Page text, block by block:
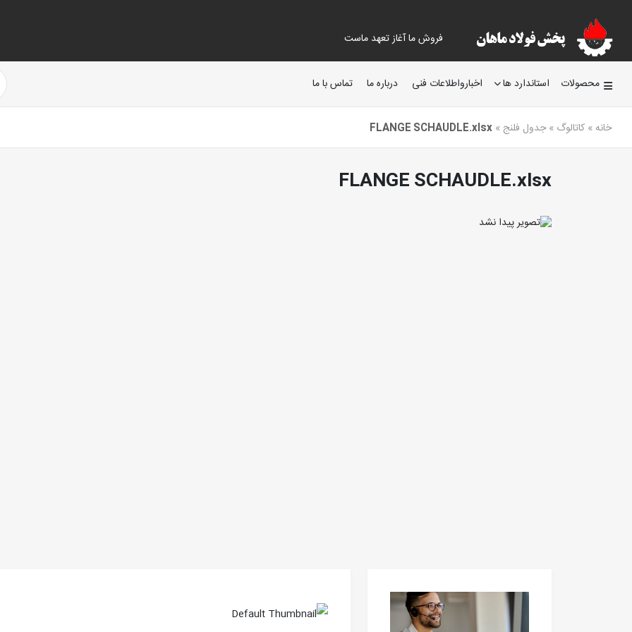
فروش ما آغاز تعهد ماست
محصولات استاندارد ها اخبارواطلاعات فنی درباره ما تماس با ما
خانه » کاتالوگ »جدول فلنج »
FLANGE SCHAUDLE.xlsx
FLANGE SCHAUDLE.xlsx